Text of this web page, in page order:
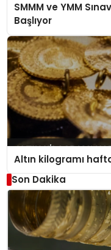
SMMM ve YMM
Başlıyor
Altın kilogramı
Son Dakika